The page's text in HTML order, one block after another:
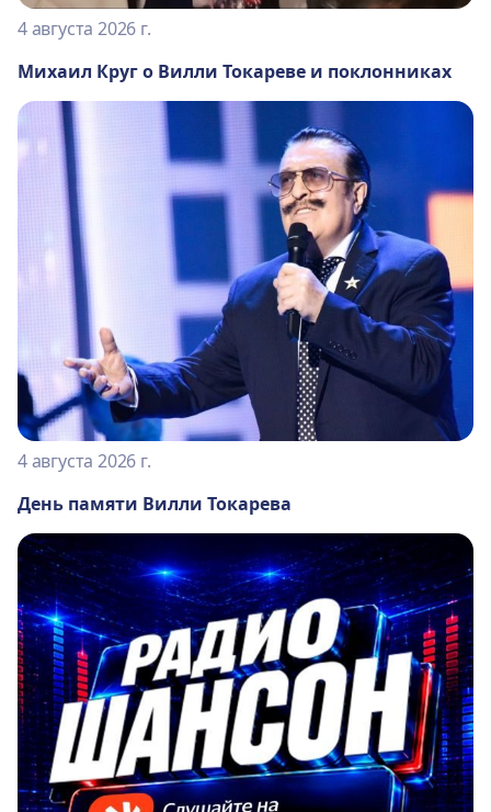
4 августа 2026 г.
Михаил Круг о Вилли Токареве и поклонниках
4 августа 2026 г.
День памяти Вилли Токарева